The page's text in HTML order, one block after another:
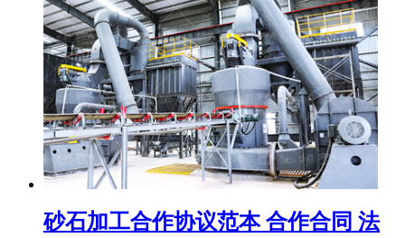
砂石加工合作协议范本 合作合同 法